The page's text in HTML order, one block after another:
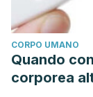
CORPO UMANO
Quando
corporea